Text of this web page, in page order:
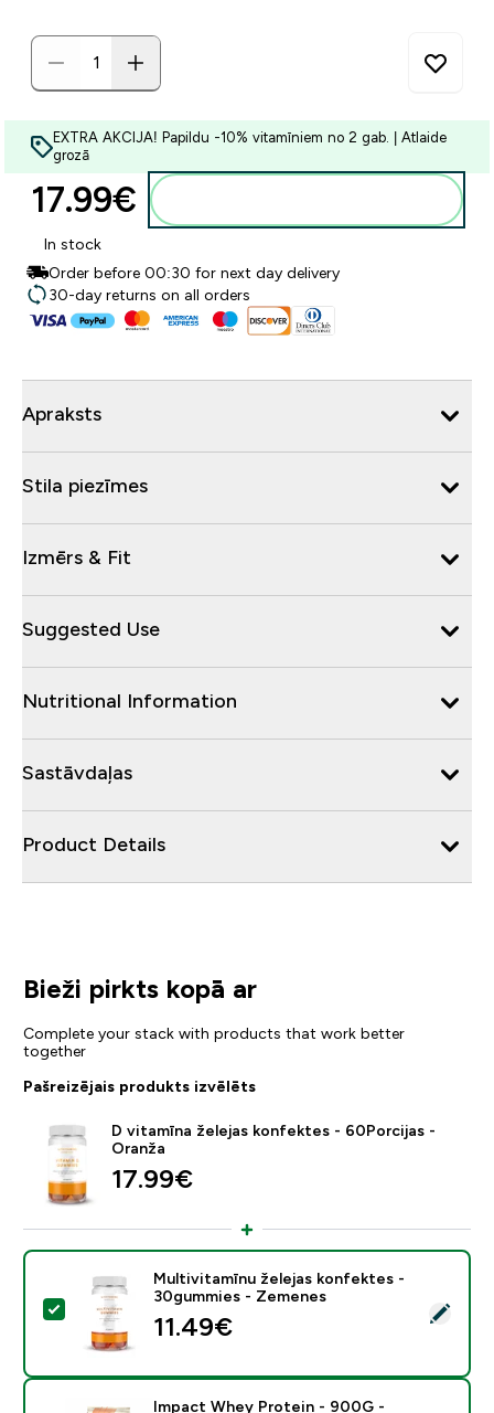
EXTRA AKCIJA! Papildu -10% vitamīniem no 2 gab. | Atlaide
grozā
17.99€‎
In stock
Order before 00:30 for next day delivery
30-day returns on all orders
Apraksts
Stila piezīmes
Izmērs & Fit
Suggested Use
Nutritional Information
Sastāvdaļas
Product Details
Bieži pirkts kopā ar
Complete your stack with products that work better
together
Pašreizējais produkts izvēlēts
D vitamīna želejas konfektes - 60Porcijas -
Oranža
17.99€‎
Atlasīt šo produktu - Multivitamīnu želejas konfektes
Multivitamīnu želejas konfektes -
30gummies - Zemenes
11.49€‎
Impact Whey Protein - 900G -